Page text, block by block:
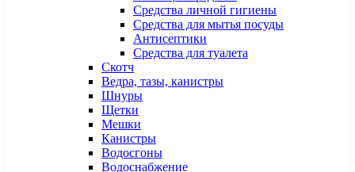
Средства личной гигиены
Средства для мытья посуды
Антисептики
Средства для туалета
Скотч
Ведра, тазы, канистры
Шнуры
Щетки
Мешки
Канистры
Водосгоны
Водоснабжение